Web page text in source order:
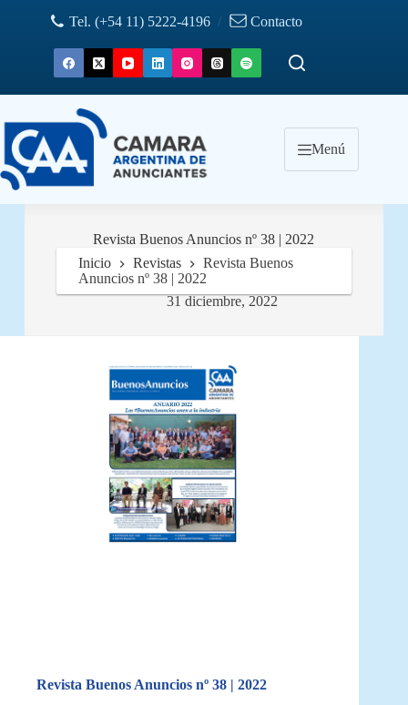
Tel. (+54 11) 5222-4196 / Contacto
Menú
Revista Buenos Anuncios nº 38 | 2022
31 diciembre, 2022
Inicio Revistas
Revista Buenos
Anuncios nº 38 | 2022
Revista Buenos Anuncios nº 38 | 2022